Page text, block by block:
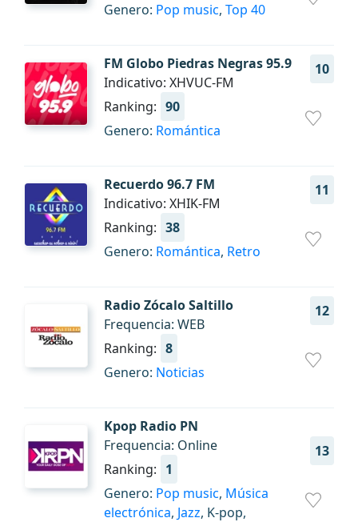
Genero: Pop music, Top 40
FM Globo Piedras Negras 95.9 10
Indicativo: XHVUC-FM
Ranking: 90
Genero: Romántica
Recuerdo 96.7 FM 11
Indicativo: XHIK-FM
Ranking: 38
Genero: Romántica, Retro
Radio Zócalo Saltillo 12
Frequencia: WEB
Ranking: 8
Genero: Noticias
Kpop Radio PN
13
Frequencia: Online
Ranking: 1
Genero: Pop music, Música
electrónica, Jazz, K-pop,